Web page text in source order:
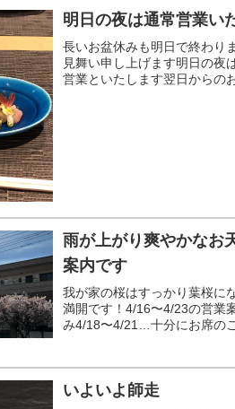
明日の夜は通常営業い
長いお盆休みも明日で終わり
見舞い申し上げます明日の夜
営業といたします翌日からの
雨が上がり爽やかなお
案内です
我が家の桜はすっかり葉桜に
満開です！4/16〜4/23の営
み4/18〜4/21…十分にお席の
いよいよ師走